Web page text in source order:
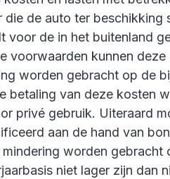
de auto ter beschikking
voor de in het buitenland
voorwaarden kunnen deze
worden gebracht op de
betaling van deze kosten
privé gebruik. Uiteraard
aan de hand van
worden gebracht
niet lager zijn dan